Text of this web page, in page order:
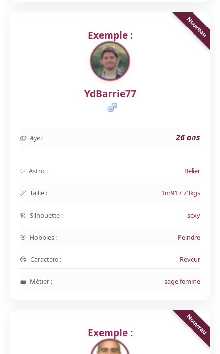
Exemple :
YdBarrie77
Age : 26 ans
Astro : Belier
Taille : 1m91 / 73kgs
Silhouette : sexy
Hobbies : Peindre
Caractère : Reveur
Métier : sage femme
Exemple :